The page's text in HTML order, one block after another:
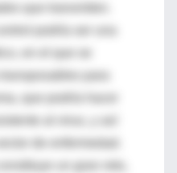
podría ser una
en el que se
que podría hacer
al virus, y así
de enfermedad.
un gran reto,